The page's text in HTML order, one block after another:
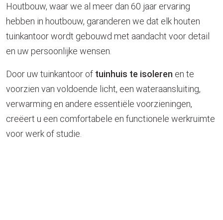
Houtbouw, waar we al meer dan 60 jaar ervaring
hebben in houtbouw, garanderen we dat elk houten
tuinkantoor wordt gebouwd met aandacht voor detail
en uw persoonlijke wensen.
Door uw tuinkantoor of tuinhuis te isoleren en te
voorzien van voldoende licht, een wateraansluiting,
verwarming en andere essentiële voorzieningen,
creëert u een comfortabele en functionele werkruimte
voor werk of studie.